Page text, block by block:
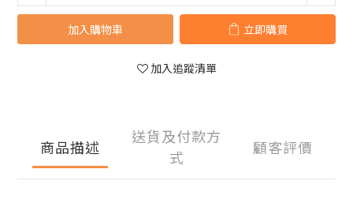
加入購物車 立即購買
加入追蹤清單
商品描述
送貨及付款方
式
顧客評價